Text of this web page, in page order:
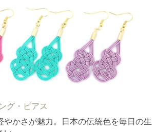
グ・ピアス
やかさが魅力。日本の伝統色を毎日の生